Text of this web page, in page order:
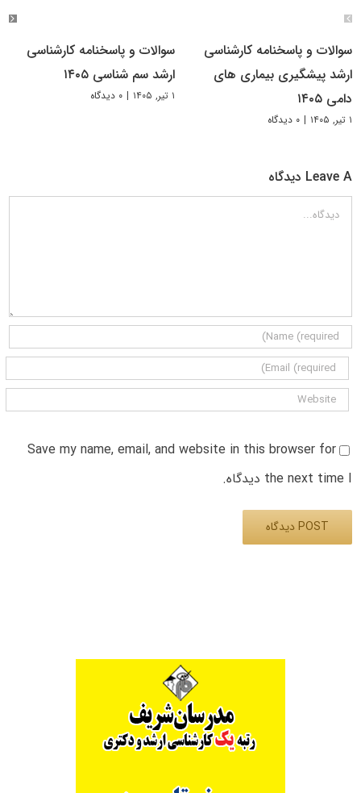
سوالات و پاسخنامه کارشناسی
ارشد پیشگیری بیماری های
دامی ۱۴۰۵
۱ تیر, ۱۴۰۵ | ۰ دیدگاه
سوالات و پاسخنامه کارشناسی
ارشد سم شناسی ۱۴۰۵
۱ تیر, ۱۴۰۵ | ۰ دیدگاه
Leave A دیدگاه
دیدگاه
Save my name, email, and website in this browser for
the next time I دیدگاه.